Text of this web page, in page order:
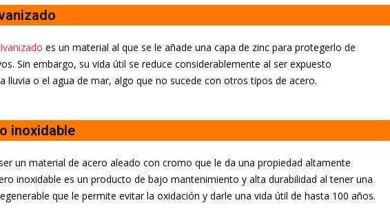
es un material al que se le añade una capa de zinc para protegerlo de
Sin embargo, su vida útil se reduce considerablemente al ser expuesto
lluvia o el agua de mar, algo que no sucede con otros tipos de acero.
inoxidable
un material de acero aleado con cromo que le da una propiedad altamente
inoxidable es un producto de bajo mantenimiento y alta durabilidad al tener una
que le permite evitar la oxidación y darle una vida útil de hasta 100 años.